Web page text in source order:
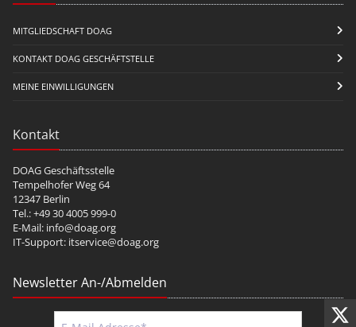
MITGLIEDSCHAFT DOAG
KONTAKT DOAG GESCHÄFTSTELLE
MEINE EINWILLIGUNGEN
Kontakt
DOAG Geschäftsstelle
Tempelhofer Weg 64
12347 Berlin
Tel.: +49 30 4005 999-0
E-Mail: info@doag.org
IT-Support: itservice@doag.org
Newsletter An-/Abmelden